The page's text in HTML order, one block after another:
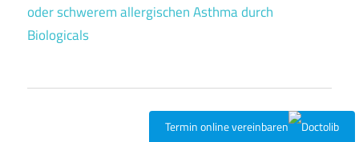
Termin online vereinbaren
oder schwerem allergischen Asthma durch
Biologicals